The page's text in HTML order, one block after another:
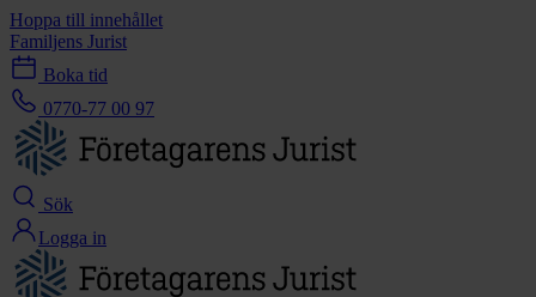
Hoppa till innehållet
Familjens Jurist
Boka tid
0770-77 00 97
Sök
Logga in